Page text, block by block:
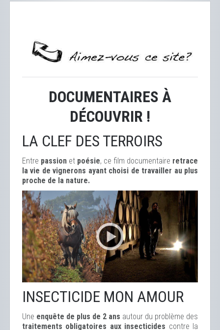
DOCUMENTAIRES À
DÉCOUVRIR !
LA CLEF DES TERROIRS
Entre passion et poésie, ce film documentaire retrace
la vie de vignerons ayant choisi de travailler au plus
proche de la nature.
INSECTICIDE MON AMOUR
Une enquête de plus de 2 ans autour du problème des
traitements obligatoires aux insecticides contre la